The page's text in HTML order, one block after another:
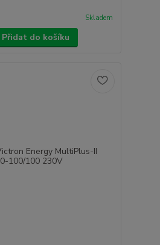
Skladem
Přidat do košíku